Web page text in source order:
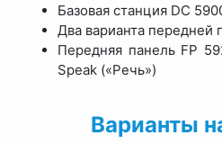
Базовая станция DC
Два варианта передней
Передняя панель FP
Speak («Речь»)
Варианты